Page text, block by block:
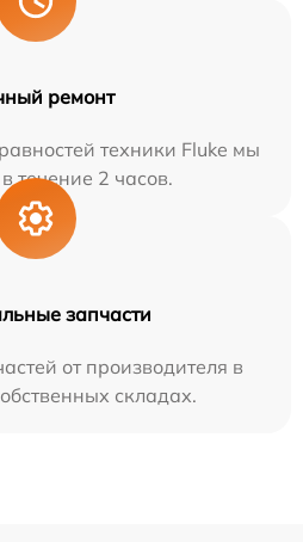
ремонт
техники Fluke мы
течение 2 часов.
запчасти
от производителя в
складах.